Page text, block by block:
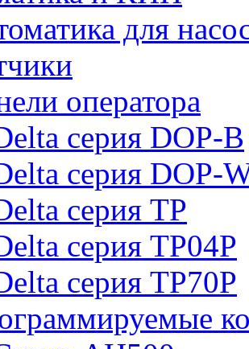
для
оператора
серия DOP-B
серия DOP-
серия TP
серия TP04P
серия TP70P